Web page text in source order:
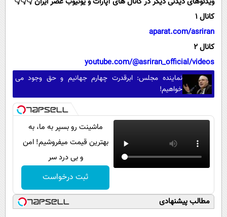
کانال 1
aparat.com/asriran
کانال 2
youtube.com/@asriran_official/videos
نماینده مجلس: ابرقدرت چهارم جهانیم و حق وجود می
خواهیم!
ماشینت رو بسپر به ما، به
بهترین قیمت میفروشیم! امن
و بی درد سر
ثبت درخواست
مطالب پیشنهادی